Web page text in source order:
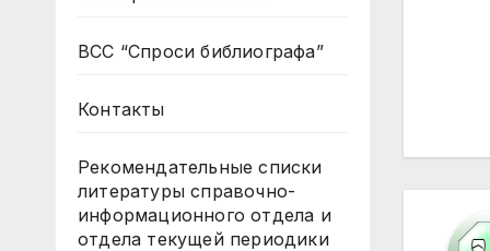
ВСС “Спроси библиографа”
Контакты
Рекомендательные списки
литературы справочно-
информационного отдела и
отдела текущей периодики